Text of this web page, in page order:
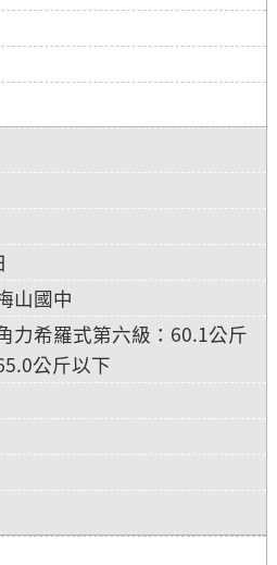
山國中
力希羅式第六級：60.1公斤
公斤以下